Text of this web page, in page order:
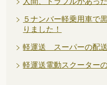
５ナンバー軽乗用車で
りました！
軽運送 スーパーの配
軽運送電動スクーター